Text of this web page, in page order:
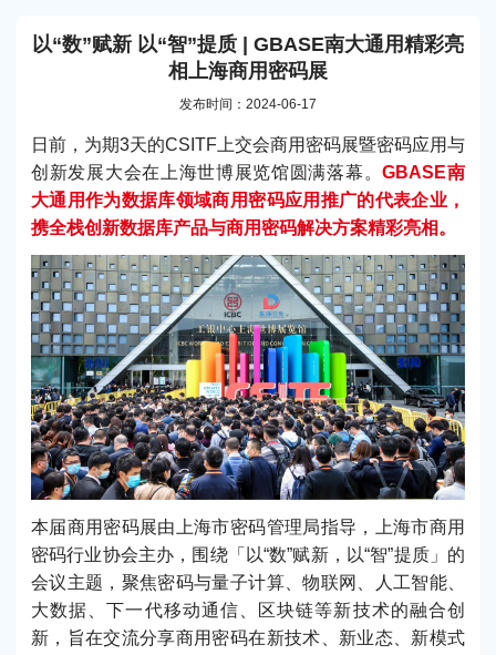
以“数”赋新 以“智”提质 | GBASE南大通用精彩亮
相上海商用密码展
发布时间：2024-06-17
日前，为期3天的CSITF上交会商用密码展暨密码应用与
创新发展大会在上海世博展览馆圆满落幕。GBASE南
大通用作为数据库领域商用密码应用推广的代表企业，
携全栈创新数据库产品与商用密码解决方案精彩亮相。
本届商用密码展由上海市密码管理局指导，上海市商用
密码行业协会主办，围绕「以“数”赋新，以“智”提质」的
会议主题，聚焦密码与量子计算、物联网、人工智能、
大数据、下一代移动通信、区块链等新技术的融合创
新，旨在交流分享商用密码在新技术、新业态、新模式